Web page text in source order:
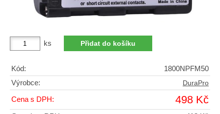
ks
Kód:
1800NPFM50
Výrobce:
DuraPro
Cena s DPH: 498 Kč